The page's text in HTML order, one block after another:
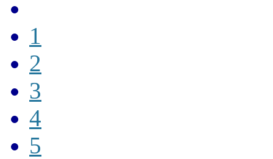
1
2
3
4
5